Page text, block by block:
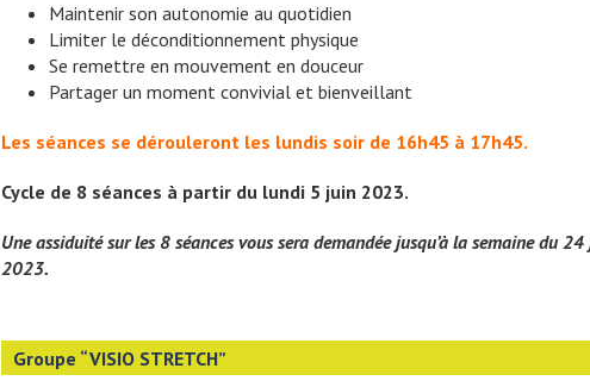
Maintenir son autonomie au quotidien
Limiter le déconditionnement physique
Se remettre en mouvement en douceur
Partager un moment convivial et bienveillant
Les séances se dérouleront les lundis soir de 16h45 à 17h45.
Cycle de 8 séances à partir du lundi 5 juin 2023.
Une assiduité sur les 8 séances vous sera demandée jusqu’à la semaine du
2023.
Groupe “VISIO STRETCH”